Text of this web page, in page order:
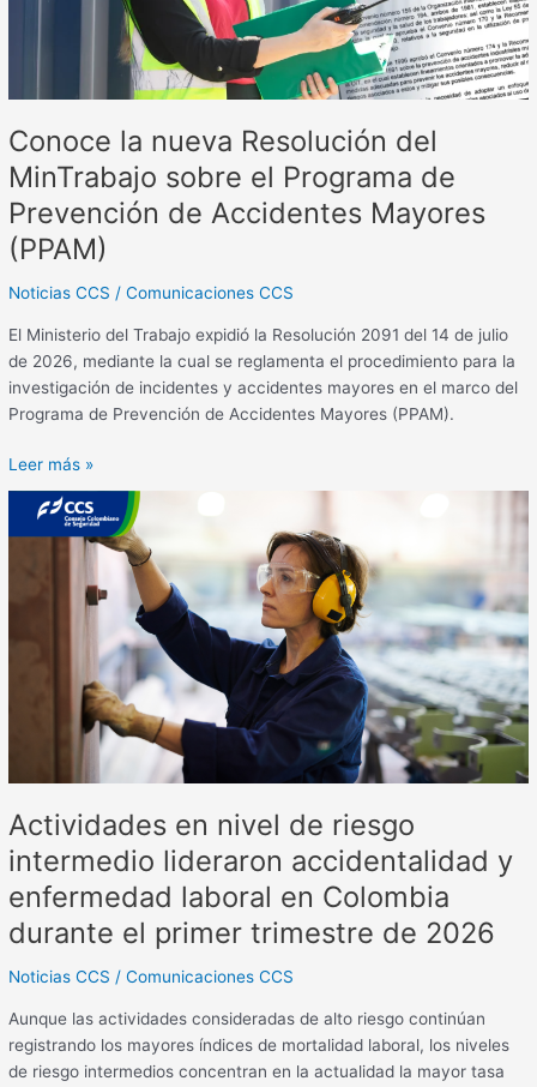
Conoce la nueva Resolución del
MinTrabajo sobre el Programa de
Prevención de Accidentes Mayores
(PPAM)
Noticias CCS /Comunicaciones CCS
El Ministerio del Trabajo expidió la Resolución 2091 del 14 de julio
de 2026, mediante la cual se reglamenta el procedimiento para la
investigación de incidentes y accidentes mayores en el marco del
Programa de Prevención de Accidentes Mayores (PPAM).
Accidentes
Mayores
(PPAM)
Leer más »
Actividades en nivel de riesgo
intermedio lideraron accidentalidad y
enfermedad laboral en Colombia
durante el primer trimestre de 2026
Noticias CCS /Comunicaciones CCS
Aunque las actividades consideradas de alto riesgo continúan
registrando los mayores índices de mortalidad laboral, los niveles
de riesgo intermedios concentran en la actualidad la mayor tasa
Actividades
accidentalidad
enfermedad
Colombia
durante
el
primer
trimestre
2026